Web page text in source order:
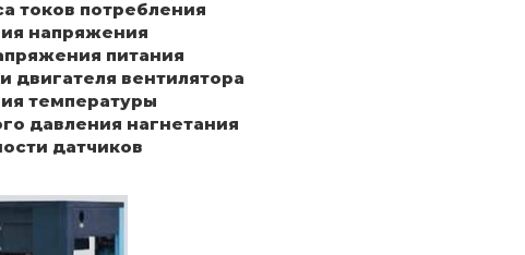
токов потребления
напряжения
питания
двигателя вентилятора
температуры
давления нагнетания
датчиков